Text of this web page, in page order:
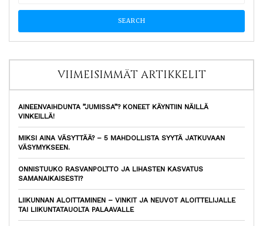
VIIMEISIMMÄT ARTIKKELIT
AINEENVAIHDUNTA ”JUMISSA”? KONEET KÄYNTIIN NÄILLÄ
VINKEILLÄ!
MIKSI AINA VÄSYTTÄÄ? – 5 MAHDOLLISTA SYYTÄ JATKUVAAN
VÄSYMYKSEEN.
ONNISTUUKO RASVANPOLTTO JA LIHASTEN KASVATUS
SAMANAIKAISESTI?
LIIKUNNAN ALOITTAMINEN – VINKIT JA NEUVOT ALOITTELIJALLE
TAI LIIKUNTATAUOLTA PALAAVALLE